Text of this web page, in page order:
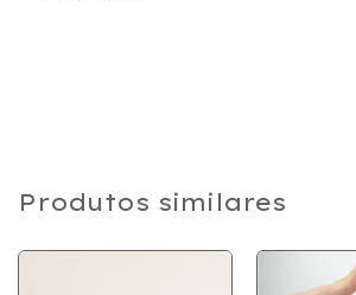
Produtos similares